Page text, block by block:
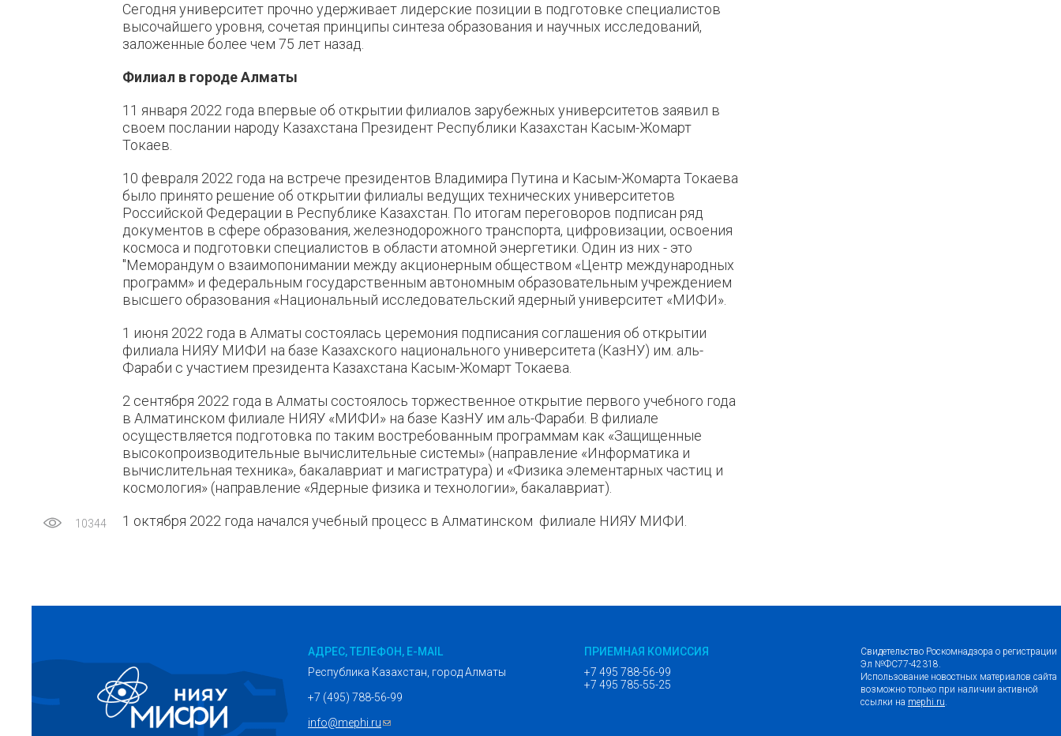
Сегодня университет прочно удерживает лидерские позиции в подготовке специалистов
высочайшего уровня, сочетая принципы синтеза образования и научных исследований,
заложенные более чем 75 лет назад.
Филиал в городе Алматы
11 января 2022 года впервые об открытии филиалов зарубежных университетов заявил в
своем послании народу Казахстана Президент Республики Казахстан Касым-Жомарт
Токаев.
10 февраля 2022 года на встрече президентов Владимира Путина и Касым-Жомарта Токаева
было принято решение об открытии филиалы ведущих технических университетов
Российской Федерации в Республике Казахстан. По итогам переговоров подписан ряд
документов в сфере образования, железнодорожного транспорта, цифровизации, освоения
космоса и подготовки специалистов в области атомной энергетики. Один из них - это
"Меморандум о взаимопонимании между акционерным обществом «Центр международных
программ» и федеральным государственным автономным образовательным учреждением
высшего образования «Национальный исследовательский ядерный университет «МИФИ».
1 июня 2022 года в Алматы состоялась церемония подписания соглашения об открытии
филиала НИЯУ МИФИ на базе Казахского национального университета (КазНУ) им. аль-
Фараби с участием президента Казахстана Касым-Жомарт Токаева.
2 сентября 2022 года в Алматы состоялось торжественное открытие первого учебного года
в Алматинском филиале НИЯУ «МИФИ» на базе КазНУ им аль-Фараби. В филиале
осуществляется подготовка по таким востребованным программам как «Защищенные
высокопроизводительные вычислительные системы» (направление «Информатика и
вычислительная техника», бакалавриат и магистратура) и «Физика элементарных частиц и
космология» (направление «Ядерные физика и технологии», бакалавриат).
1 октября 2022 года начался учебный процесс в Алматинском филиале НИЯУ МИФИ.
10344
АДРЕС, ТЕЛЕФОН, E-MAIL
Республика Казахстан, город Алматы
+7 (495) 788-56-99
info@mephi.ru(ссылка для отправки email)
ПРИЕМНАЯ КОМИССИЯ
+7 495 788-56-99
+7 495 785-55-25
Свидетельство Роскомнадзора о регистрации
Эл №ФС77-42318.
Использование новостных материалов сайта
возможно только при наличии активной
ссылки на mephi.ru.